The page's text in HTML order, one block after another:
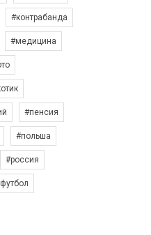
#контрабанда
#медицина
#пенсия
#польша
#россия